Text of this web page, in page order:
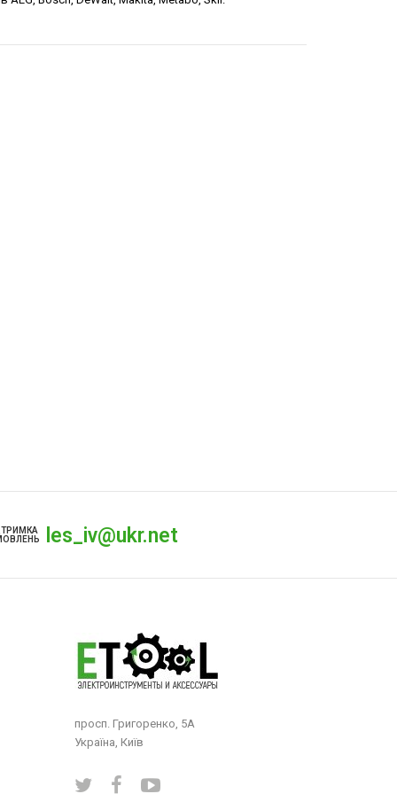
les_iv@ukr.net
просп. Григоренко, 5А
Україна, Київ